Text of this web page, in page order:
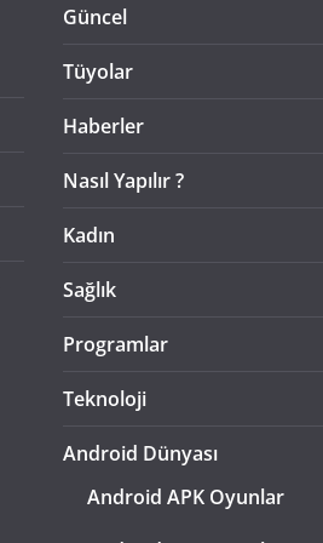
Güncel
Tüyolar
Haberler
Nasıl Yapılır ?
Kadın
Sağlık
Programlar
Teknoloji
Android Dünyası
Android APK Oyunlar